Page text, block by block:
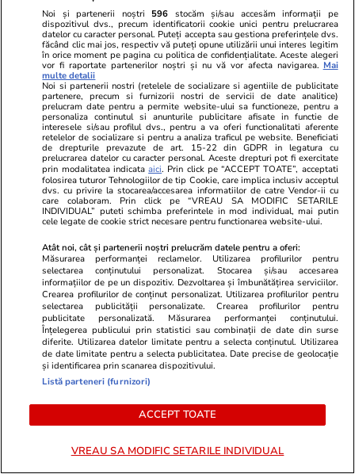
vânzare. Dezvoltatorul este
asociat în piață cu un alt proiect
de anvergură
Conference
hotărât să
ULTIMELE ȘTIRI
Știri Locale 21:08
Ultimul weekend în care bucureștenii mai pot
circula cu tramvaiele Tatra: vor fi scoase din
circulație după 5 decenii
Lifestyle 20:30
Taverna din Grecia unde nimeni nu are voie să
stea la masa 6. Scaunul este rezervat exclusiv
unei pisici
Fotbal
La ce oră e Franța – Anglia, finala mică de la
Mondialul de fotbal și cine transmite la TV /
Tuchel nu are „regrete”, iar Mbappe vrea să-l
Noi și partenerii noștri 596 stocăm și/sau accesăm informații pe
dispozitivul dvs., precum identificatorii cookie unici pentru prelucrarea
datelor cu caracter personal. Puteți accepta sau gestiona preferințele dvs.
făcând clic mai jos, respectiv vă puteți opune utilizării unui interes legitim
în orice moment pe pagina cu politica de confidențialitate. Aceste alegeri
vor fi raportate partenerilor noștri și nu vă vor afecta navigarea. Mai
multe detalii
Noi si partenerii nostri (retelele de socializare si agentiile de publicitate
partenere, precum si furnizorii nostri de servicii de date analitice)
prelucram date pentru a permite website-ului sa functioneze, pentru a
personaliza continutul si anunturile publicitare afisate in functie de
interesele si/sau profilul dvs., pentru a va oferi functionalitati aferente
retelelor de socializare si pentru a analiza traficul pe website. Beneficiati
de drepturile prevazute de art. 15-22 din GDPR in legatura cu
prelucrarea datelor cu caracter personal. Aceste drepturi pot fi exercitate
prin modalitatea indicataaici. Prin click pe “ACCEPT TOATE”, acceptati
folosirea tuturor Tehnologiilor de tip Cookie, care implica inclusiv acceptul
dvs. cu privire la stocarea/accesarea informatiilor de catre Vendor-ii cu
care colaboram. Prin click pe “VREAU SA MODIFIC SETARILE
INDIVIDUAL” puteti schimba preferintele in mod individual, mai putin
cele legate de cookie strict necesare pentru functionarea website-ului.
Atât noi, cât și partenerii noștri prelucrăm datele pentru a oferi:
Măsurarea performanței reclamelor. Utilizarea profilurilor pentru
selectarea conținutului personalizat. Stocarea și/sau accesarea
informațiilor de pe un dispozitiv. Dezvoltarea și îmbunătățirea serviciilor.
Crearea profilurilor de conținut personalizat. Utilizarea profilurilor pentru
selectarea publicității personalizate. Crearea profilurilor pentru
publicitate personalizată. Măsurarea performanței conținutului.
Înțelegerea publicului prin statistici sau combinații de date din surse
diferite. Utilizarea datelor limitate pentru a selecta conținutul. Utilizarea
de date limitate pentru a selecta publicitatea. Date precise de geolocație
și identificarea prin scanarea dispozitivului.
Listă parteneri (furnizori)
ACCEPT TOATE
VREAU SA MODIFIC SETARILE INDIVIDUAL